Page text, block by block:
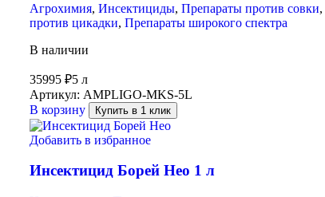
Агрохимия, Инсектициды, Препараты против совки,
против цикадки, Препараты широкого спектра
В наличии
35995 ₽5 л
Артикул: AMPLIGO-MKS-5L
В корзину
Купить в 1 клик
Добавить в избранное
Инсектицид Борей Нео 1 л